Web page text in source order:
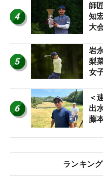
4
師
知
大
5
岩
梨
女
6
＜
出
藤
ランキン